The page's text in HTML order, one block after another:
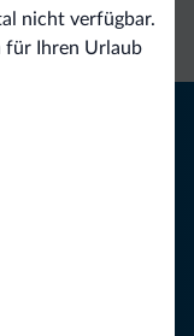
nicht verfügbar.
für Ihren Urlaub
Anfragen
Dolomiten.